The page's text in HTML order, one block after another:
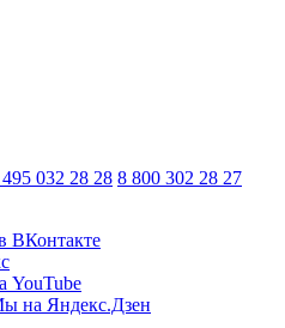
032 28 28 8 800 302 28 27
ВКонтакте
YouTube
на Яндекс.Дзен